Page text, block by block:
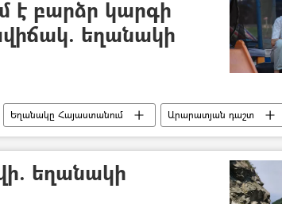
է բարձր կարգի
եղանակի
Եղանակը Հայաստանում
Արարատյան դաշտ
եղանակի